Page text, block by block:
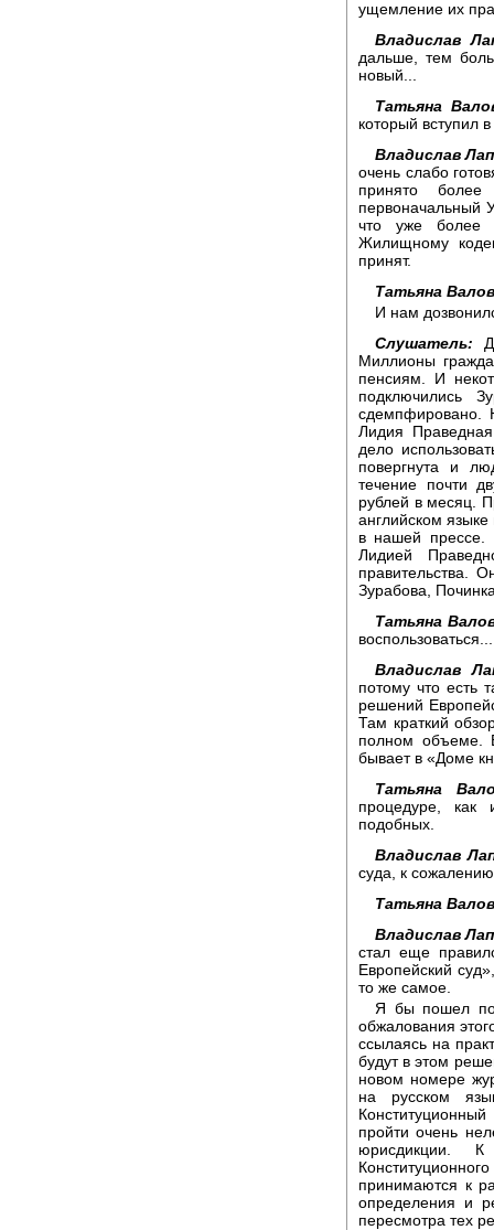
ущемление их
Владислав
дальше, тем
новый...
Татьяна
который вступил
Владислав
очень слабо
принято
первоначальный
что уже более
Жилищному
принят.
Татьяна
И нам
Слушатель:
Миллионы
пенсиям. И
подключились
сдемпфировано.
Лидия
дело
повергнута и
течение почти
рублей в месяц.
английском
в нашей
Лидией
правительства.
Зурабова,
Татьяна
воспользоваться...
Владислав
потому что есть
решений
Там краткий
полном объеме.
бывает в «Доме
Татьяна
процедуре, как
подобных.
Владислав
суда, к
Татьяна
Владислав
стал еще
Европейский
то же самое.
Я бы пошел по
обжалования
ссылаясь на
будут в этом
новом номере
на русском
пройти очень
юрисдикции.
принимаются к
определения и
пересмотра тех